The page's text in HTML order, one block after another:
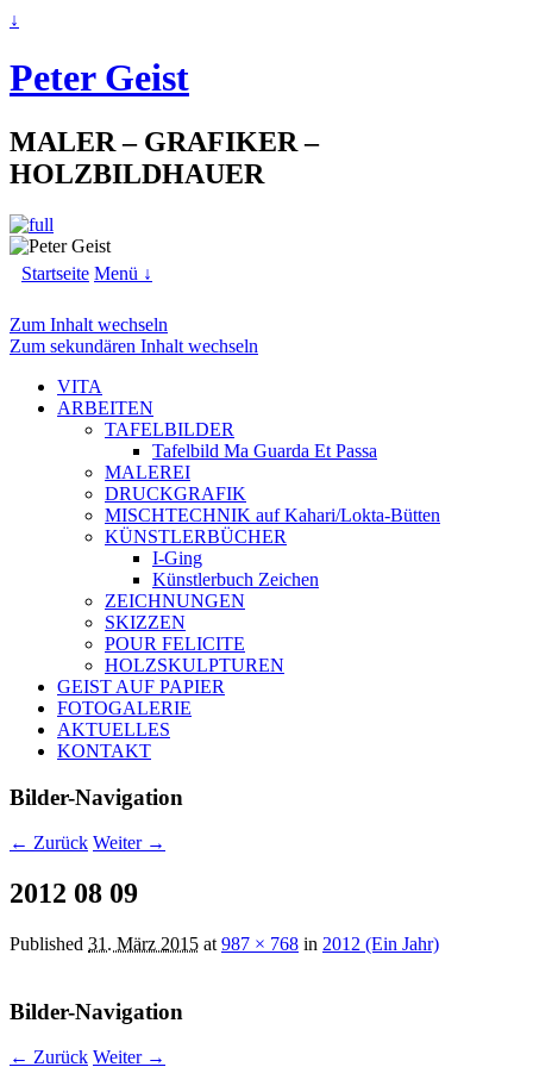
↓
Peter Geist
MALER – GRAFIKER –
HOLZBILDHAUER
Startseite Menü ↓
Zum Inhalt wechseln
Zum sekundären Inhalt wechseln
VITA
ARBEITEN
TAFELBILDER
Tafelbild Ma Guarda Et Passa
MALEREI
DRUCKGRAFIK
MISCHTECHNIK auf Kahari/Lokta-Bütten
KÜNSTLERBÜCHER
I-Ging
Künstlerbuch Zeichen
ZEICHNUNGEN
SKIZZEN
POUR FELICITE
HOLZSKULPTUREN
GEIST AUF PAPIER
FOTOGALERIE
AKTUELLES
KONTAKT
Bilder-Navigation
← Zurück Weiter →
2012 08 09
Published 31. März 2015 at 987 × 768 in 2012 (Ein Jahr)
Bilder-Navigation
← Zurück Weiter →